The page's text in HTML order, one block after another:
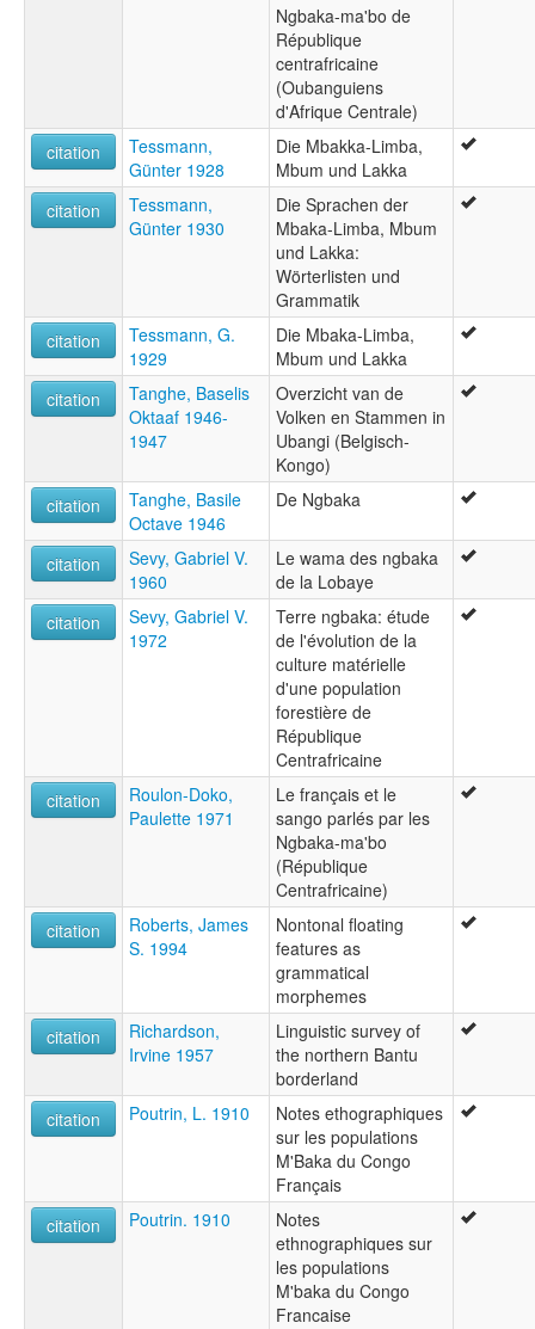
Ngbaka-ma'bo de
République
centrafricaine
(Oubanguiens
d'Afrique Centrale)
citation
Tessmann,
Günter 1928
Die Mbakka-Limba,
Mbum und Lakka
citation
Tessmann,
Günter 1930
Die Sprachen der
Mbaka-Limba, Mbum
und Lakka:
Wörterlisten und
Grammatik
citation
Tessmann, G.
1929
Die Mbaka-Limba,
Mbum und Lakka
citation
Tanghe, Baselis
Oktaaf 1946-
1947
Overzicht van de
Volken en Stammen in
Ubangi (Belgisch-
Kongo)
citation
Tanghe, Basile
Octave 1946
De Ngbaka
citation
Sevy, Gabriel V.
1960
Le wama des ngbaka
de la Lobaye
citation
Sevy, Gabriel V.
1972
Terre ngbaka: étude
de l'évolution de la
culture matérielle
d'une population
forestière de
République
Centrafricaine
citation
Roulon-Doko,
Paulette 1971
Le français et le
sango parlés par les
Ngbaka-ma'bo
(République
Centrafricaine)
citation
Roberts, James
S. 1994
Nontonal floating
features as
grammatical
morphemes
citation
Richardson,
Irvine 1957
Linguistic survey of
the northern Bantu
borderland
citation
Poutrin, L. 1910
Notes ethographiques
sur les populations
M'Baka du Congo
Français
citation
Poutrin. 1910
Notes
ethnographiques sur
les populations
M'baka du Congo
Francaise